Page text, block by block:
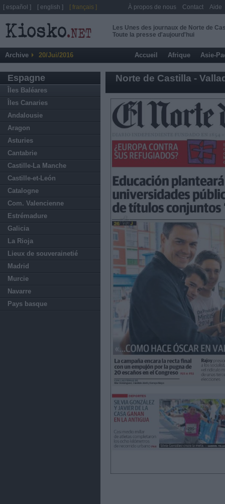
Les Unes des journaux de Norte de
Toute la presse d'aujourd'hui
Archive 20/Jui/2016 Accueil Afrique Asie-
Espagne
Îles Baléares
Îles Canaries
Andalousie
Aragon
Asturies
Cantabrie
Castille-La Manche
Castille-et-León
Catalogne
Com. Valencienne
Estrémadure
Galicia
La Rioja
Lieux de souverainetié
Madrid
Murcie
Navarre
Pays basque
Norte de Castilla -
[ español ] [ english ] [ français ] À propos de nous Contact Aide